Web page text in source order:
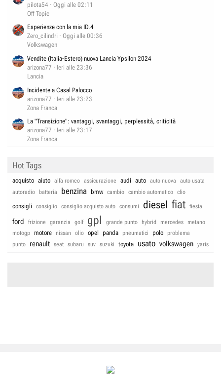
pilota54
Oggi alle 02:11
Off Topic
Esperienze con la mia ID.4
Zero_cilindri
Oggi alle 00:36
Volkswagen
Vendite (Italia-Estero) nuova Lancia Ypsilon 2024
arizona77
Ieri alle 23:36
Lancia
Incidente a Casal Palocco
arizona77
Ieri alle 23:23
Zona Franca
La "Transizione": vantaggi, svantaggi, perplessità, criticità
arizona77
Ieri alle 23:17
Zona Franca
Hot Tags
acquisto aiuto alfa romeo assicurazione audi auto auto nuova
auto usata
autoradio
batteria benzina bmw cambio cambio automatico clio
consigli consiglio consiglio acquisto auto consumi diesel fiat fiesta
ford frizione garanzia golf gpl grande punto hybrid mercedes
metano
motogp
motore nissan olio opel panda pneumatici polo
problema
punto
renault seat subaru suv suzuki toyota usato volkswagen yaris